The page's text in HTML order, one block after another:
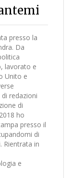
presso la
Da
lavorato e
Unito e
redazioni
di
ho
presso il
di
Rientrata in
e